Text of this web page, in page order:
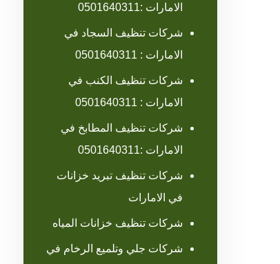
الامارات :0501640311
شركات تنظيف السجاد في
الامارات : 0501640311
شركات تنظيف الكنب في
الامارات : 0501640311
شركات تنظيف المطابخ في
الامارات :0501640311
شركات تنظيف تبريد خزانات
في الامارات
شركات تنظيف خزانات المياه
شركات جلي وتلميع الرخام في